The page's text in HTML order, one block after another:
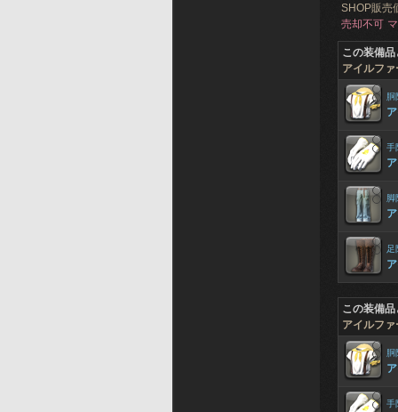
SHOP販売
売却不可
この装備
アイルフ
胴
手
脚
足
この装備
アイルフ
胴
手